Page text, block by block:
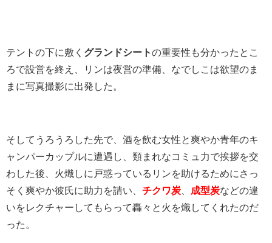
テントの下に敷く グランドシートの重要性も分かったとこ
ろで設営を終え、リンは夜営の準備、なでしこは欲望のま
まに写真撮影に出発した。
そしてうろうろした先で、酒を飲む女性と爽やか青年のキ
ャンパーカップルに遭遇し、類まれなコミュ力で挨拶を交
わした後、火熾しに戸惑っているリンを助けるためにさっ
そく爽やか彼氏に助力を請い、 チクワ炭 成型炭などの違
いをレクチャーしてもらって轟々と火を熾してくれたのだ
った。